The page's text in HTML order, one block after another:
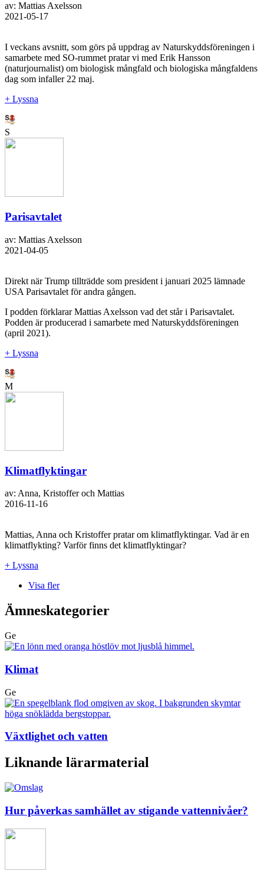
av: Mattias Axelsson
2021-05-17
I veckans avsnitt, som görs på uppdrag av Naturskyddsföreningen i
samarbete med SO-rummet pratar vi med Erik Hansson
(naturjournalist) om biologisk mångfald och biologiska mångfaldens
dag som infaller 22 maj.
+ Lyssna
S
Parisavtalet
av: Mattias Axelsson
2021-04-05
Direkt när Trump tillträdde som president i januari 2025 lämnade
USA Parisavtalet för andra gången.
I podden förklarar Mattias Axelsson vad det står i Parisavtalet.
Podden är producerad i samarbete med Naturskyddsföreningen
(april 2021).
+ Lyssna
M
Klimatflyktingar
av: Anna, Kristoffer och Mattias
2016-11-16
Mattias, Anna och Kristoffer pratar om klimatflyktingar. Vad är en
klimatflykting? Varför finns det klimatflyktingar?
+ Lyssna
Visa fler
Ämneskategorier
Ge
Klimat
Ge
Växtlighet och vatten
Liknande lärarmaterial
Hur påverkas samhället av stigande vattennivåer?